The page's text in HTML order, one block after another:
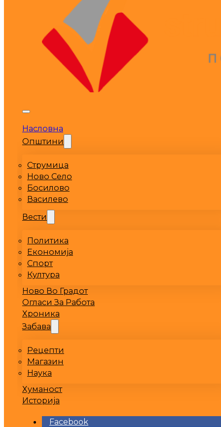
Насловна
Општини
Струмица
Ново Село
Босилово
Василево
Вести
Политика
Економија
Спорт
Култура
Ново Во Градот
Огласи За Работа
Хроника
Забава
Рецепти
Магазин
Наука
Хуманост
Историја
Facebook